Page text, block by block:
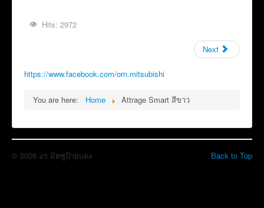
Hits: 2972
Next
https://www.facebook.com/orn.mitsubishi
You are here: Home Attrage Smart สีขาว
Back to Top
© 2026 อร มิตซูป้ายแดง